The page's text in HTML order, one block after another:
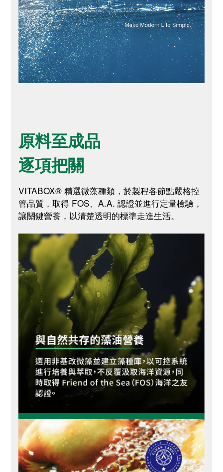
原料至成品
逐項把關
VITABOX® 精選微藻種類，於製程各節點嚴格控
管品質，取得 FOS、A.A. 認證並進行定量檢驗，
讓關鍵營養，以清楚透明的標準走進生活。